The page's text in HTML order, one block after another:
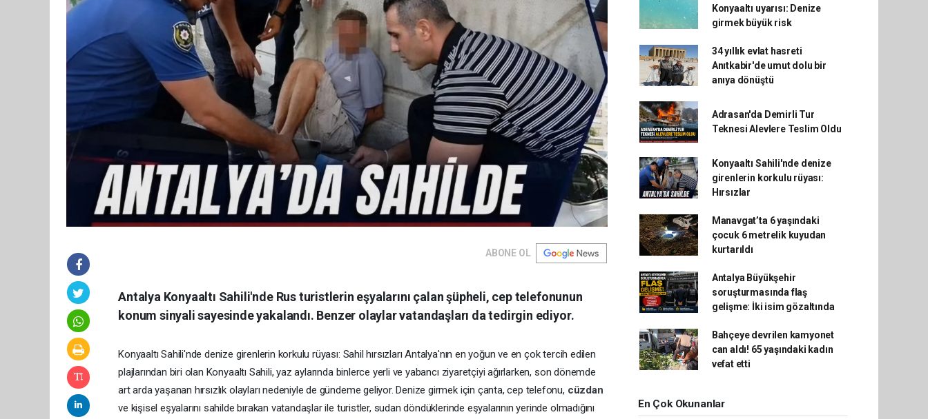
ABONE OL
Antalya Konyaaltı Sahili'nde Rus turistlerin eşyalarını çalan şüpheli, cep telefonunun
konum sinyali sayesinde yakalandı. Benzer olaylar vatandaşları da tedirgin ediyor.
Konyaaltı Sahili'nde denize girenlerin korkulu rüyası: Sahil hırsızları Antalya'nın en yoğun ve en çok tercih edilen
plajlarından biri olan Konyaaltı Sahili, yaz aylarında binlerce yerli ve yabancı ziyaretçiyi ağırlarken, son dönemde
art arda yaşanan hırsızlık olayları nedeniyle de gündeme geliyor. Denize girmek için çanta, cep telefonu, cüzdan
ve kişisel eşyalarını sahilde bırakan vatandaşlar ile turistler, sudan döndüklerinde eşyalarının yerinde olmadığını
Konyaaltı uyarısı: Denize
girmek büyük risk
34 yıllık evlat hasreti
Anıtkabir'de umut dolu bir
anıya dönüştü
Adrasan'da Demirli Tur
Teknesi Alevlere Teslim Oldu
Konyaaltı Sahili'nde denize
girenlerin korkulu rüyası:
Hırsızlar
Manavgat’ta 6 yaşındaki
çocuk 6 metrelik kuyudan
kurtarıldı
Antalya Büyükşehir
soruşturmasında flaş
gelişme: İki isim gözaltında
Bahçeye devrilen kamyonet
can aldı! 65 yaşındaki kadın
vefat etti
En Çok Okunanlar